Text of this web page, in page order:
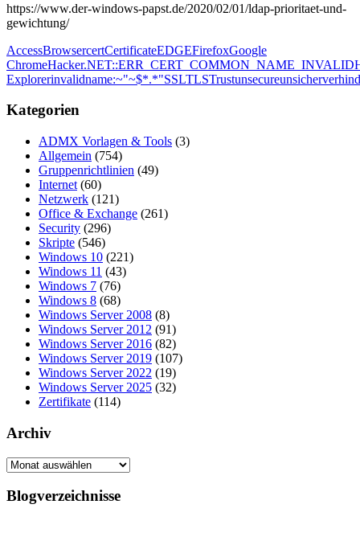
https://www.der-windows-papst.de/2020/02/01/ldap-prioritaet-und-
gewichtung/
AccessBrowsercertCertificateEDGEFirefoxGoogle
ChromeHacker.NET::ERR_CERT_COMMON_NAME_INVALID
Explorerinvalidname:~"~$*.*"SSLTLSTrustunsecureunsicher
Kategorien
ADMX Vorlagen & Tools (3)
Allgemein (754)
Gruppenrichtlinien (49)
Internet (60)
Netzwerk (121)
Office & Exchange (261)
Security (296)
Skripte (546)
Windows 10 (221)
Windows 11 (43)
Windows 7 (76)
Windows 8 (68)
Windows Server 2008 (8)
Windows Server 2012 (91)
Windows Server 2016 (82)
Windows Server 2019 (107)
Windows Server 2022 (19)
Windows Server 2025 (32)
Zertifikate (114)
Archiv
Archiv
Blogverzeichnisse